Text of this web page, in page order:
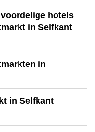
hotels
in Selfkant
in
in Selfkant